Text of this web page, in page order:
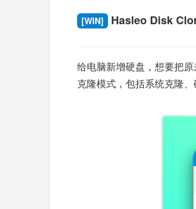
[WIN] Hasleo Disk
给电脑新增硬盘，想要把
克隆模式，包括系统克隆、